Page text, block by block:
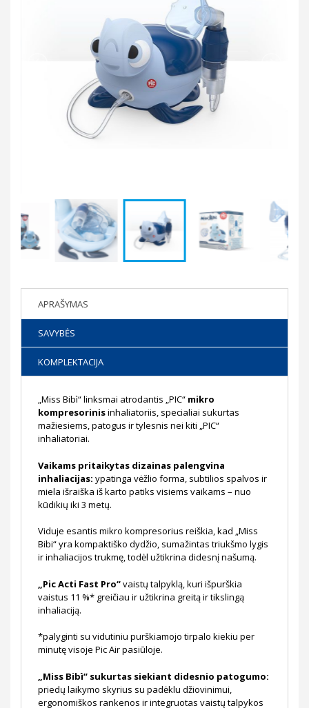
APRAŠYMAS
SAVYBĖS
KOMPLEKTACIJA
„Miss Bibì“ linksmai atrodantis „PIC“ mikro
kompresorinisinhaliatoriis, specialiai sukurtas
mažiesiems, patogus ir tylesnis nei kiti „PIC“
inhaliatoriai.
Vaikams pritaikytas dizainas palengvina
inhaliacijas: ypatinga vėžlio forma, subtilios spalvos ir
miela išraiška iš karto patiks visiems vaikams – nuo
kūdikių iki 3 metų.
Viduje esantis mikro kompresorius reiškia, kad „Miss
Bibi“ yra kompaktiško dydžio, sumažintas triukšmo lygis
ir inhaliacijos trukmę, todėl užtikrina didesnį našumą.
„Pic Acti Fast Pro“vaistų talpyklą, kuri išpurškia
vaistus 11 %* greičiau ir užtikrina greitą ir tikslingą
inhaliaciją.
*palyginti su vidutiniu purškiamojo tirpalo kiekiu per
minutę visoje Pic Air pasiūloje.
„Miss Bibì“ sukurtas siekiant didesnio patogumo:
priedų laikymo skyrius su padėklu džiovinimui,
ergonomiškos rankenos ir integruotas vaistų talpykos